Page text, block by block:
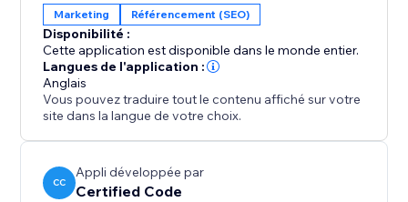
Marketing Référencement (SEO)
Disponibilité :
Cette application est disponible dans le monde entier.
Langues de l'application :
Anglais
Vous pouvez traduire tout le contenu affiché sur votre
site dans la langue de votre choix.
CC
Appli développée par
Certified Code